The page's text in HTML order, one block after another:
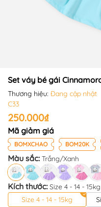
Set váy bé gái
Thương hiệu: Đang cập nhật
C33
250.000₫
Mã giảm giá
BOMXCHAO BOM20K
Màu sắc:Trắng/Xanh
Kích thước:Size 4 - 14 - 15kg
Size 4 - 14 - 15kg